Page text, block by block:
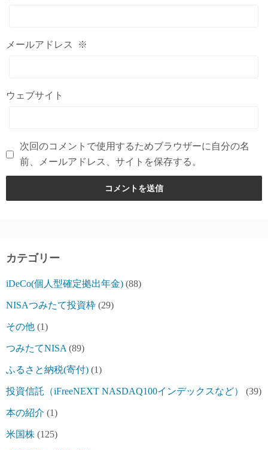
メールアドレス ※
ウェブサイト
次回のコメントで使用するためブラウザーに自分の名
前、メールアドレス、サイトを保存する。
カテゴリー
iDeCo(個人型確定拠出年金) (88)
NISAつみたて投資枠 (29)
その他 (1)
つみたてNISA (89)
ふるさと納税(寄付) (1)
投資信託（iFreeNEXT NASDAQ100インデックスなど） (39)
本の紹介 (1)
米国株 (125)